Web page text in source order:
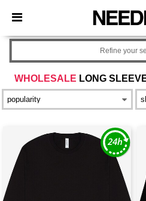
× Aplikacja Needen
Lepsze ceny w aplikacji!
WHOLESALE LONG
Refine your